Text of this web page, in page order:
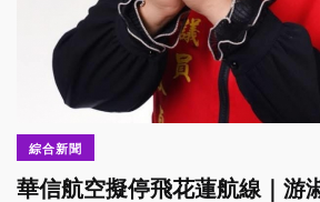
綜合新聞
華信航空擬停飛花蓮航線｜游